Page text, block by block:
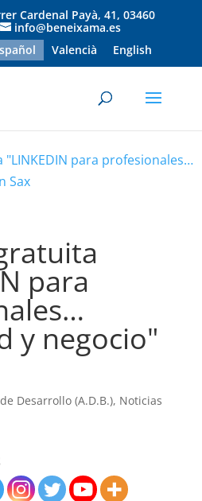
Cardenal Payà, 41, 03460
info@beneixama.es
Valencià English
"LINKEDIN para profesionales…
Sax
para
y negocio"
Desarrollo (A.D.B.), Noticias